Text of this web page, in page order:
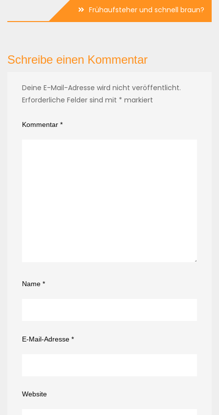
Frühaufsteher und schnell braun?
Schreibe einen Kommentar
Deine E-Mail-Adresse wird nicht veröffentlicht.
Erforderliche Felder sind mit * markiert
Kommentar *
Name *
E-Mail-Adresse *
Website